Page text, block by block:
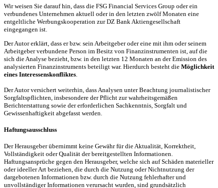
Wir weisen Sie darauf hin, dass die FSG Financial Services Group oder ein
verbundenes Unternehmen aktuell oder in den letzten zwölf Monaten eine
entgeltliche Werbungskooperation zur DZ Bank Aktiengesellschaft
eingegangen ist.
Der Autor erklärt, dass er bzw. sein Arbeitgeber oder eine mit ihm oder seinem
Arbeitgeber verbundene Person im Besitz von Finanzinstrumenten ist, auf die
sich die Analyse bezieht, bzw. in den letzten 12 Monaten an der Emission des
analysierten Finanzinstruments beteiligt war. Hierdurch besteht die Möglichkeit
eines Interessenskonfliktes.
Der Autor versichert weiterhin, dass Analysen unter Beachtung journalistischer
Sorgfaltspflichten, insbesondere der Pflicht zur wahrheitsgemäßen
Berichterstattung sowie der erforderlichen Sachkenntnis, Sorgfalt und
Gewissenhaftigkeit abgefasst werden.
Haftungsausschluss
Der Herausgeber übernimmt keine Gewähr für die Aktualität, Korrektheit,
Vollständigkeit oder Qualität der bereitgestellten Informationen.
Haftungsansprüche gegen den Herausgeber, welche sich auf Schäden materieller
oder ideeller Art beziehen, die durch die Nutzung oder Nichtnutzung der
dargebotenen Informationen bzw. durch die Nutzung fehlerhafter und
unvollständiger Informationen verursacht wurden, sind grundsätzlich